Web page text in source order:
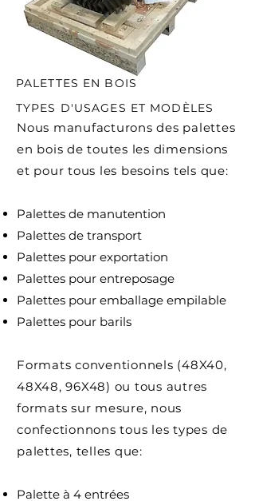
PALETTES EN BOIS
TYPES D'USAGES ET MODÈLES
Nous manufacturons des palettes
en bois de toutes les dimensions
et pour tous les besoins tels que:
Palettes de manutention
Palettes de transport
Palettes pour exportation
Palettes pour entreposage
Palettes pour emballage empilable
Palettes pour barils
Formats conventionnels (48X40,
48X48, 96X48) ou tous autres
formats sur mesure, nous
confectionnons tous les types de
palettes, telles que:
Palette à 4 entrées